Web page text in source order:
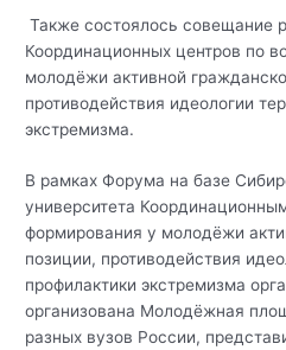
Также состоялось совещание
Координационных центров по
молодёжи активной
противодействия идеологии
экстремизма.
В рамках Форума на базе
университета
формирования у молодёжи
позиции, противодействия
профилактики экстремизма
организована Молодёжная
разных вузов России,